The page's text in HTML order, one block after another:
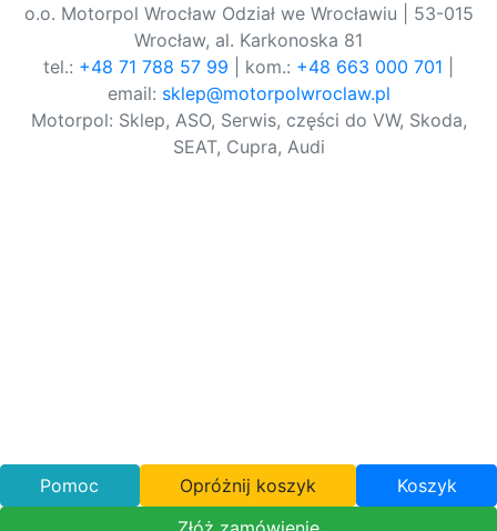
o.o. Motorpol Wrocław Odział we Wrocławiu | 53-015
Wrocław, al. Karkonoska 81
tel.: +48 71 788 57 99 | kom.: +48 663 000 701
email: sklep@motorpolwroclaw.pl
Motorpol: Sklep, ASO, Serwis, części do VW, Skoda,
SEAT, Cupra, Audi
Pomoc Opróżnij koszyk
Koszyk